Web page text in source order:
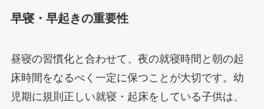
早寝・早起きの重要性
昼寝の習慣化と合わせて、夜の就寝時間と朝の起
床時間をなるべく一定に保つことが大切です。幼
児期に規則正しい就寝・起床をしている子供は、